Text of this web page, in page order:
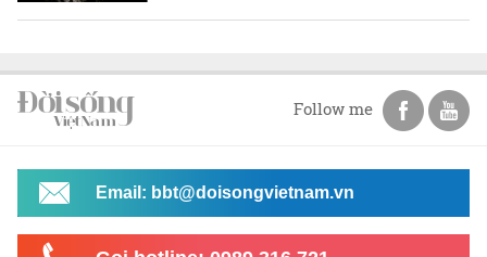
Follow me
Email: bbt@doisongvietnam.vn